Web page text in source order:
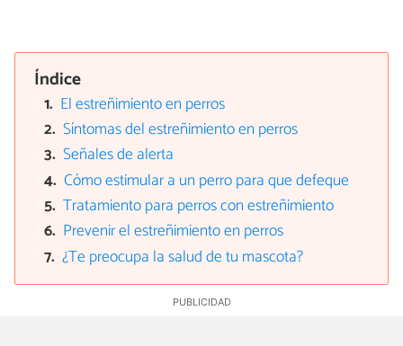
Índice
El estreñimiento en perros
Síntomas del estreñimiento en perros
Señales de alerta
Cómo estimular a un perro para que defeque
Tratamiento para perros con estreñimiento
Prevenir el estreñimiento en perros
¿Te preocupa la salud de tu mascota?